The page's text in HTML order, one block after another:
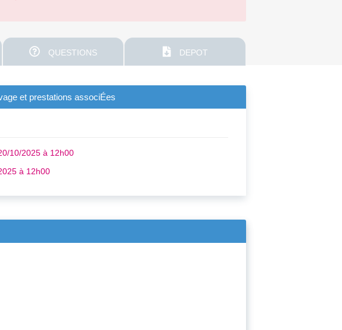
QUESTIONS DEPOT
et prestations associÉes
10/2025 à 12h00
à 12h00